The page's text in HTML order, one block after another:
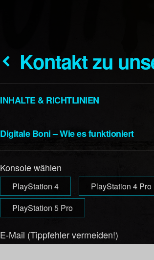
Kontakt zu
INHALTE & RICHTLINIEN
Digitale Boni – Wie es funktioniert
Konsole wählen
PlayStation 4 PlayStation 4 Pro
PlayStation 5 Pro
E-Mail (Tippfehler vermeiden!)